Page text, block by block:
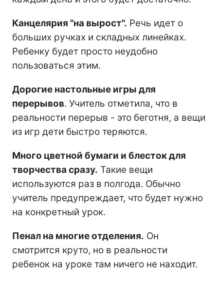
Канцелярия "на вырост". Речь идет о
больших ручках и складных линейках.
Ребенку будет просто неудобно
пользоваться этим.
Дорогие настольные игры для
перерывов. Учитель отметила, что в
реальности перерыв - это беготня, а вещи
из игр дети быстро теряются.
Много цветной бумаги и блесток для
творчества сразу. Такие вещи
используются раз в полгода. Обычно
учитель предупреждает, что будет нужно
на конкретный урок.
Пенал на многие отделения. Он
смотрится круто, но в реальности
ребенок на уроке там ничего не находит.